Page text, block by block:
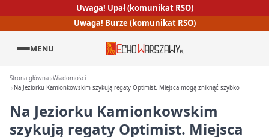
Uwaga! Upał (komunikat RSO)
Uwaga! Burze (komunikat RSO)
MENU
Strona główna Wiadomości
Na Jeziorku Kamionkowskim szykują regaty Optimist. Miejsca mogą zniknąć szybko
Na Jeziorku Kamionkowskim
szykują regaty Optimist. Miejsca